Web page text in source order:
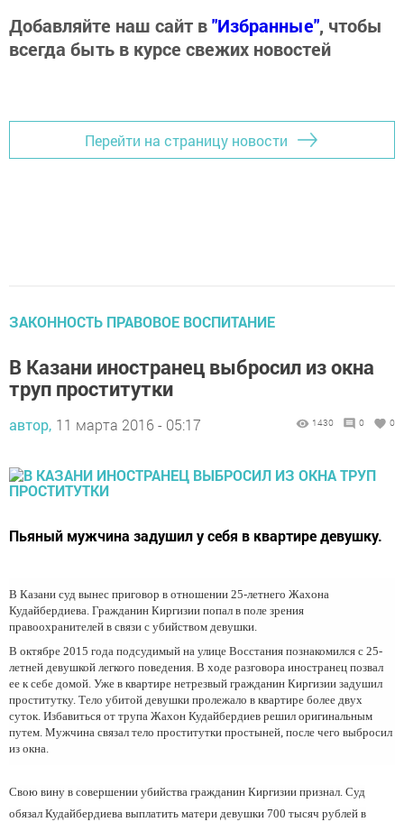
Добавляйте наш сайт в"Избранные", чтобы
всегда быть в курсе свежих новостей
Перейти на страницу новости
ЗАКОННОСТЬ ПРАВОВОЕ ВОСПИТАНИЕ
В Казани иностранец выбросил из окна
труп проститутки
автор, 11 марта 2016 - 05:17 1430 0 0
Пьяный мужчина задушил у себя в квартире девушку.
В Казани суд вынес приговор в отношении 25-летнего Жахона
Кудайбердиева. Гражданин Киргизии попал в поле зрения
правоохранителей в связи с убийством девушки.
В октябре 2015 года подсудимый на улице Восстания познакомился с 25-
летней девушкой легкого поведения. В ходе разговора иностранец позвал
ее к себе домой. Уже в квартире нетрезвый гражданин Киргизии задушил
проститутку. Тело убитой девушки пролежало в квартире более двух
суток. Избавиться от трупа Жахон Кудайбердиев решил оригинальным
путем. Мужчина связал тело проститутки простыней, после чего выбросил
из окна.
Свою вину в совершении убийства гражданин Киргизии признал. Суд
обязал Кудайбердиева выплатить матери девушки 700 тысяч рублей в